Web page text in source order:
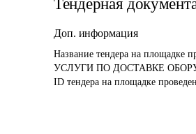
Тендерная
Доп. информация
Название тендера на площадке
УСЛУГИ ПО ДОСТАВКЕ
ID тендера на площадке